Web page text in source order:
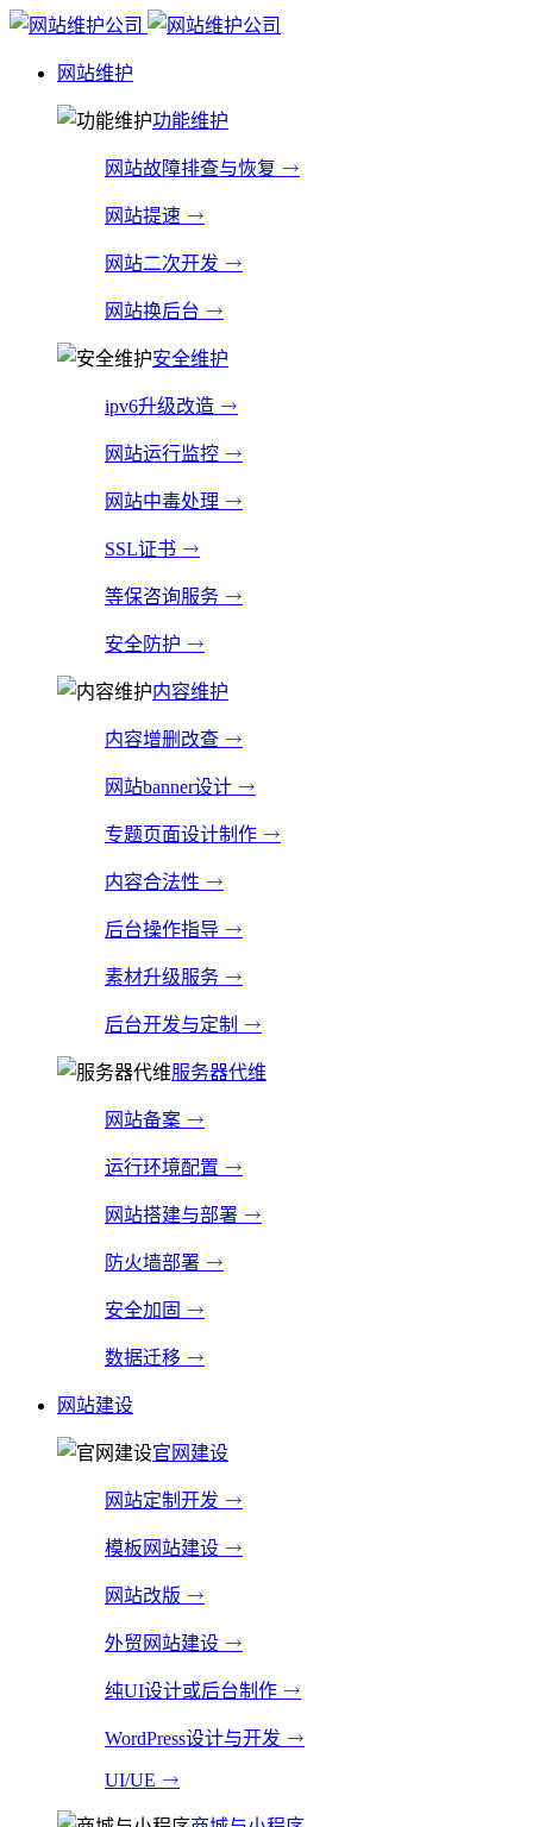
网站维护
功能维护
网站故障排查与恢复
网站提速
网站二次开发
网站换后台
安全维护
ipv6升级改造
网站运行监控
网站中毒处理
SSL证书
等保咨询服务
安全防护
内容维护
内容增删改查
网站banner设计
专题页面设计制作
内容合法性
后台操作指导
素材升级服务
后台开发与定制
服务器代维
网站备案
运行环境配置
网站搭建与部署
防火墙部署
安全加固
数据迁移
网站建设
官网建设
网站定制开发
模板网站建设
网站改版
外贸网站建设
纯UI设计或后台制作
WordPress设计与开发
UI/UE